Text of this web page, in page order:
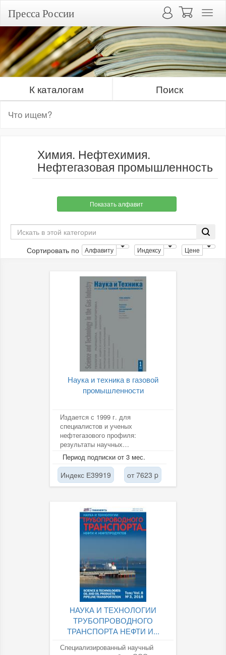
Пресса России
К каталогам Поиск
Химия. Нефтехимия.
Нефтегазовая промышленность
Показать алфавит
Сортировать по Алфавиту Индексу Цене
Наука и техника в газовой
промышленности
Издается с 1999 г. для
специалистов и ученых
нефтегазового профиля:
результаты научных
исследований, направленные на
создание фундаментального
базиса...
Период подписки от 3 мес.
Индекс Е39919 от 7623 p
НАУКА И ТЕХНОЛОГИИ
ТРУБОПРОВОДНОГО
ТРАНСПОРТА НЕФТИ И...
Специализированный научный